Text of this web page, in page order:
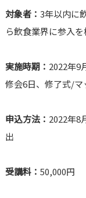
対象者： 3年以内に
ら飲食業界に参入
実施時期： 2022年9
修会6日、修了式/マ
申込方法： 2022年8
出
受講料： 50,000円